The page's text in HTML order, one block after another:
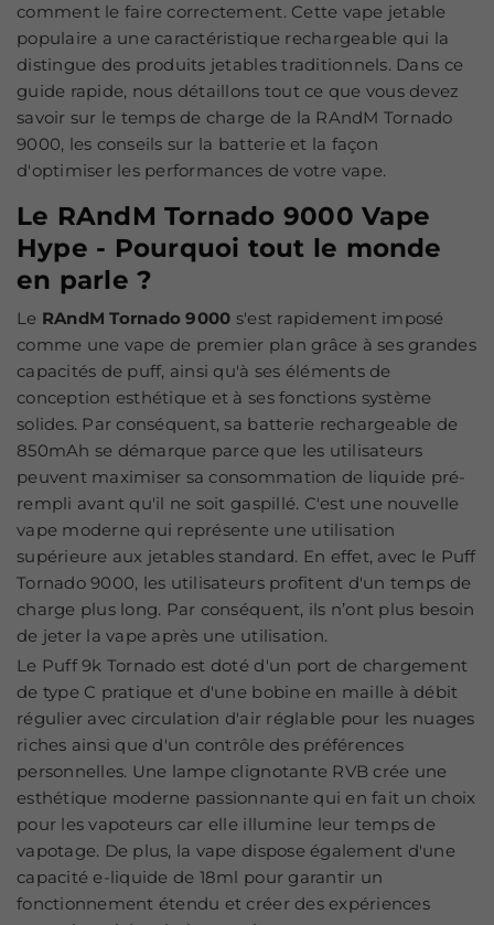
comment le faire correctement. Cette vape jetable
populaire a une caractéristique rechargeable qui la
distingue des produits jetables traditionnels. Dans ce
guide rapide, nous détaillons tout ce que vous devez
savoir sur le temps de charge de la RAndM Tornado
9000, les conseils sur la batterie et la façon
d'optimiser les performances de votre vape.
Le RAndM Tornado 9000 Vape
Hype - Pourquoi tout le monde
en parle ?
Le RAndM Tornado 9000 s'est rapidement imposé
comme une vape de premier plan grâce à ses grandes
capacités de puff, ainsi qu'à ses éléments de
conception esthétique et à ses fonctions système
solides. Par conséquent, sa batterie rechargeable de
850mAh se démarque parce que les utilisateurs
peuvent maximiser sa consommation de liquide pré-
rempli avant qu'il ne soit gaspillé. C'est une nouvelle
vape moderne qui représente une utilisation
supérieure aux jetables standard. En effet, avec le Puff
Tornado 9000​, les utilisateurs profitent d'un temps de
charge plus long. Par conséquent, ils n’ont plus besoin
de jeter la vape après une utilisation.
Le Puff 9k Tornado​ est doté d'un port de chargement
de type C pratique et d'une bobine en maille à débit
régulier avec circulation d'air réglable pour les nuages
riches ainsi que d'un contrôle des préférences
personnelles. Une lampe clignotante RVB crée une
esthétique moderne passionnante qui en fait un choix
pour les vapoteurs car elle illumine leur temps de
vapotage. De plus, la vape dispose également d'une
capacité e-liquide de 18ml pour garantir un
fonctionnement étendu et créer des expériences